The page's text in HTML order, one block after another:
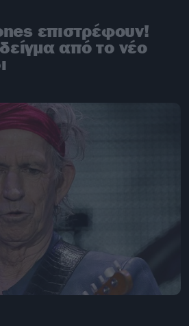
επιστρέφουν!
από το νέο